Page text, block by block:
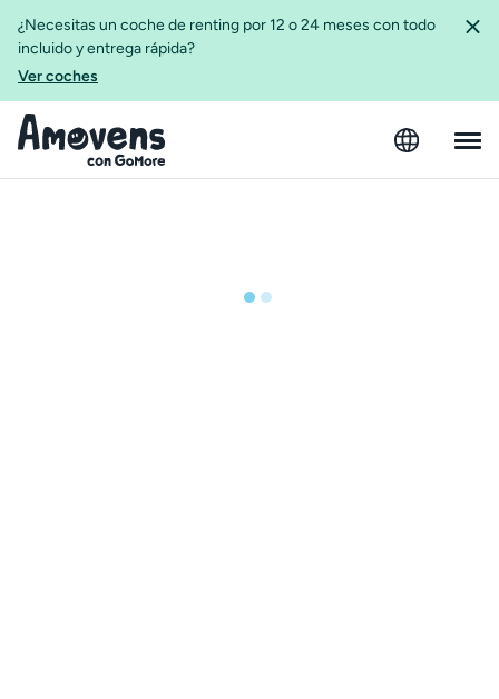
¿Necesitas un coche de renting por 12 o 24 meses con todo
incluido y entrega rápida?
Ver coches